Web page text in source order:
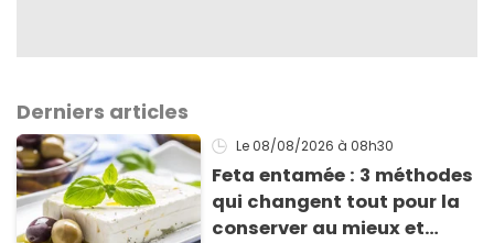
Derniers articles
Le 08/08/2026 à 08h30
Feta entamée : 3 méthodes
qui changent tout pour la
conserver au mieux et